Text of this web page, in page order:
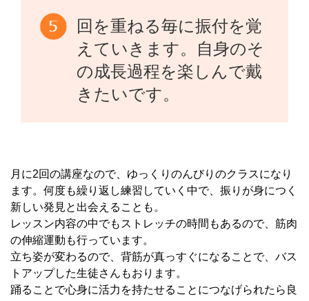
回を重ねる毎に振付を覚
えていきます。自身のそ
の成長過程を楽しんで戴
きたいです。
月に2回の講座なので、ゆっくりのんびりのクラスになり
ます。何度も繰り返し練習していく中で、振りが身につく
新しい発見と出会えることも。
レッスン内容の中でもストレッチの時間もあるので、筋肉
の伸縮運動も行っています。
立ち姿が変わるので、背筋が真っすぐになることで、バス
トアップした生徒さんもおります。
踊ることで心身に活力を持たせることにつなげられたら良